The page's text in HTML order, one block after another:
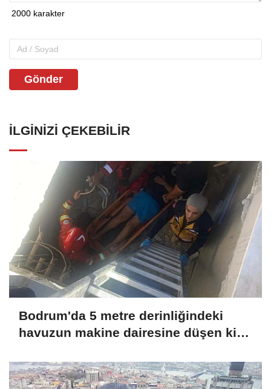
Gönder
İLGINIZI ÇEKEBILIR
Bodrum'da 5 metre derinliğindeki
havuzun makine dairesine düşen kişi